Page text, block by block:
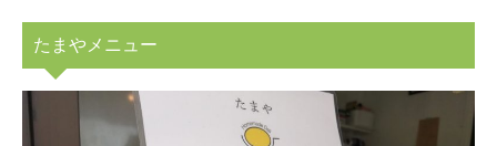
たまやメニュー